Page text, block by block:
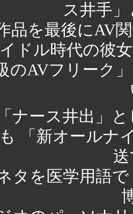
ス井手
品を最後にAV
ドル時代の彼
のAVフリーク
「ナース井出」
「新オールナ
タを医学用語